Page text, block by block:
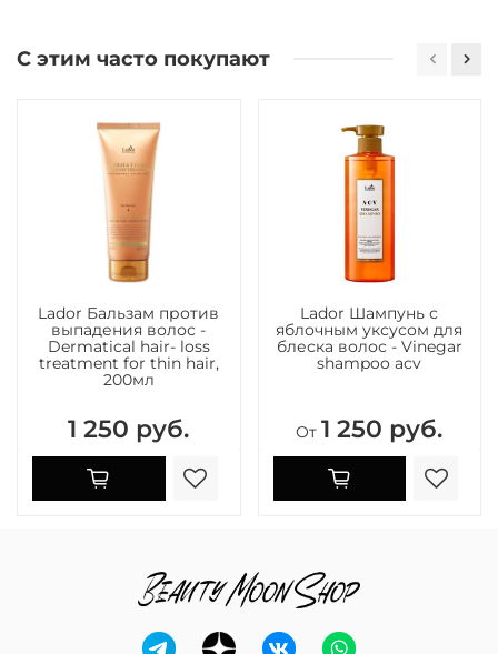
С этим часто покупают
Lador Бальзам против
выпадения волос -
Dermatical hair- loss
treatment for thin hair,
200мл
1 250 руб.
Lador Шампунь с
яблочным уксусом для
блеска волос - Vinegar
shampoo acv
От 1 250 руб.